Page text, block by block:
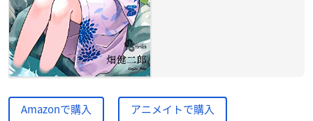
Amazonで購入 アニメイトで購入